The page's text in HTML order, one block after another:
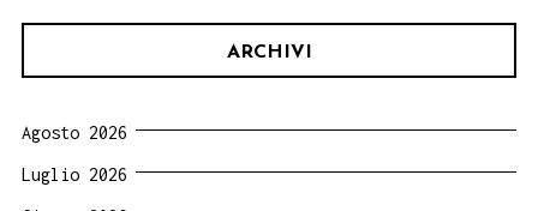
ARCHIVI
Agosto 2026
Luglio 2026